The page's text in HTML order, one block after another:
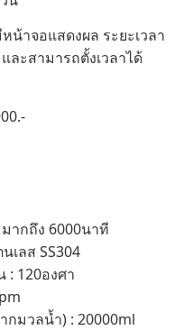
น้าจอแสดงผล ระยะเวลา
ละสามารถตั้งเวลาได้
ากถึง 6000นาที
เลส SS304
: 120องศา
มวลน้ำ) : 20000ml